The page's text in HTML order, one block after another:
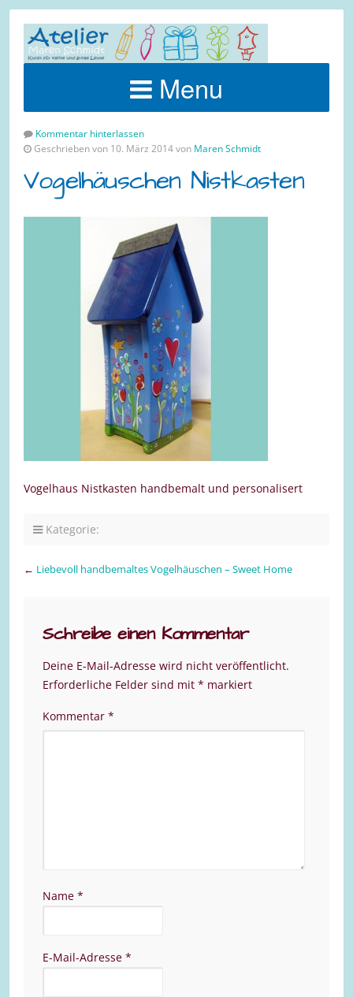
Menu
Kommentar hinterlassen
Geschrieben von 10. März 2014 von Maren Schmidt
Vogelhäuschen Nistkasten
Vogelhaus Nistkasten handbemalt und personalisert
Kategorie:
← Liebevoll handbemaltes Vogelhäuschen – Sweet Home
Schreibe einen Kommentar
Deine E-Mail-Adresse wird nicht veröffentlicht.
Erforderliche Felder sind mit * markiert
Kommentar *
Name *
E-Mail-Adresse *